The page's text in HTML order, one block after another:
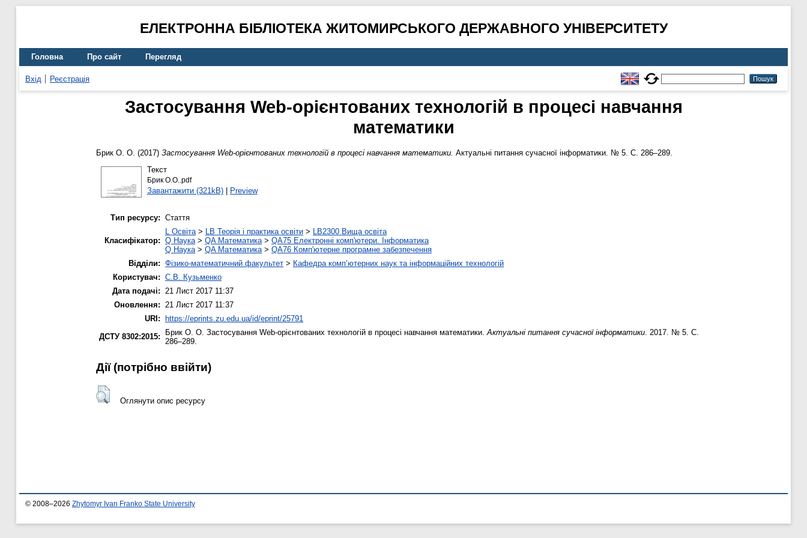
ЕЛЕКТРОННА БІБЛІОТЕКА ЖИТОМИРСЬКОГО ДЕРЖАВНОГО УНІВЕРСИТЕТУ
Головна Про сайт Перегляд
Вхід Реєстрація
Застосування Web-орієнтованих технологій в процесі навчання
математики
Брик О. О. (2017) Застосування Web-орієнтованих технологій в процесі навчання математики. Актуальні питання сучасної інформатики. № 5. С. 286–289.
Текст
Брик О.О..pdf
Завантажити (321kB)| Preview
Тип ресурсу: Стаття
Класифікатор:
L Освіта> LB Теорія і практика освіти > LB2300 Вища освіта
Q Наука> QA Математика> QA75 Електронні комп'ютери. Інформатика
Q Наука> QA Математика> QA76 Комп'ютерне програмне забезпечення
Відділи: Фізико-математичний факультет > Кафедра комп’ютерних наук та інформаційних технологій
Користувач: С.В. Кузьменко
Дата подачі: 21 Лист 2017 11:37
Оновлення: 21 Лист 2017 11:37
URI:
https://eprints.zu.edu.ua/id/eprint/25791
ДСТУ 8302:2015:
Брик О. О. Застосування Web-орієнтованих технологій в процесі навчання математики.Актуальні питання сучасної інформатики. 2017. № 5. С.
286–289.
Дії ​​(потрібно ввійти)
Оглянути опис ресурсу
© 2008–2026 Zhytomyr Ivan Franko State University